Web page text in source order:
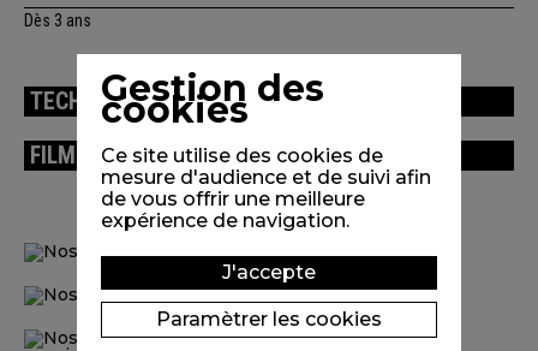
Dès 3 ans
TECHNICAL INFORMATION
FILMS FROM THE PROGRAMME
Gestion des
cookies
Ce site utilise des cookies de
mesure d'audience et de suivi afin
de vous offrir une meilleure
expérience de navigation.
J'accepte
Paramètrer les cookies